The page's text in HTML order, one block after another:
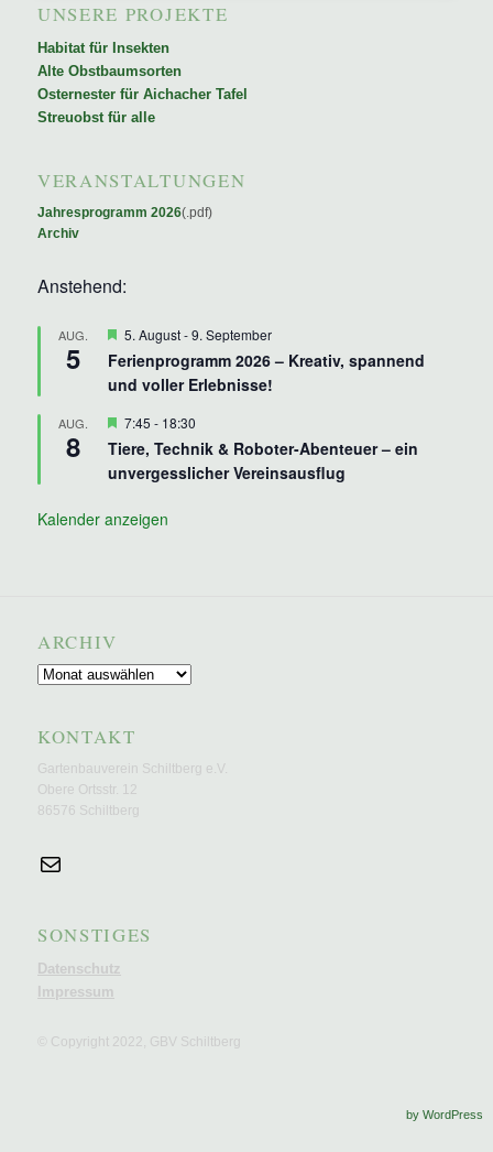
UNSERE PROJEKTE
Habitat für Insekten
Alte Obstbaumsorten
Osternester für Aichacher Tafel
Streuobst für alle
VERANSTALTUNGEN
Jahresprogramm 2026(.pdf)
Archiv
Anstehend:
AUG.
5
Hervorgehoben
5. August-9. September
Ferienprogramm 2026 – Kreativ, spannend
und voller Erlebnisse!
AUG.
8
Hervorgehoben
7:45 - 18:30
Tiere, Technik & Roboter-Abenteuer – ein
unvergesslicher Vereinsausflug
Kalender anzeigen
ARCHIV
KONTAKT
Gartenbauverein Schiltberg e.V.
Obere Ortsstr. 12
86576 Schiltberg
SONSTIGES
Datenschutz
Impressum
© Copyright 2022, GBV Schiltberg
by WordPress